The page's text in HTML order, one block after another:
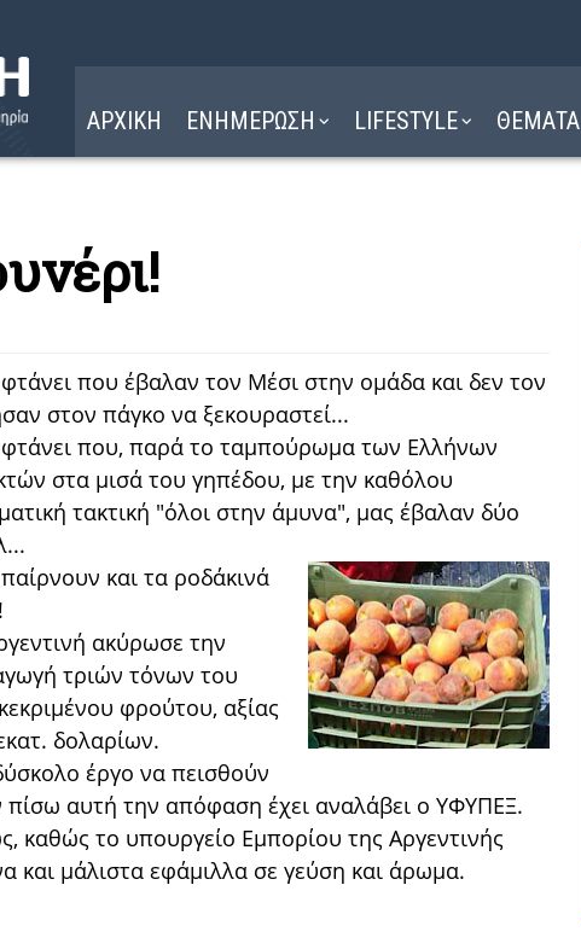
ΑΡΧΙΚΗ ΕΝΗΜΕΡΩΣΗ LIFESTYLE ΘΕΜΑΤΑ
που έβαλαν τον Μέσι στην ομάδα και δεν τον
στον πάγκο να ξεκουραστεί...
που, παρά το ταμπούρωμα των Ελλήνων
στα μισά του γηπέδου, με την καθόλου
τακτική "όλοι στην άμυνα", μας έβαλαν δύο
και τα ροδάκινά
ακύρωσε την
τριών τόνων του
φρούτου, αξίας
δολαρίων.
έργο να πεισθούν
αυτή την απόφαση έχει αναλάβει ο ΥΦΥΠΕΞ.
καθώς το υπουργείο Εμπορίου της Αργεντινής
και μάλιστα εφάμιλλα σε γεύση και άρωμα.